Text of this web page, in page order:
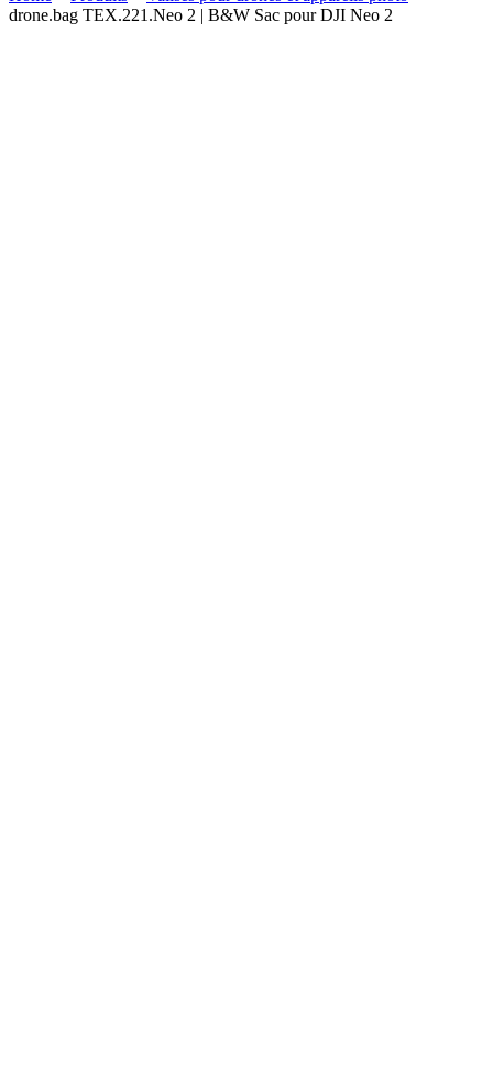
drone.bag TEX.221.Neo 2 | B&W Sac pour DJI Neo 2